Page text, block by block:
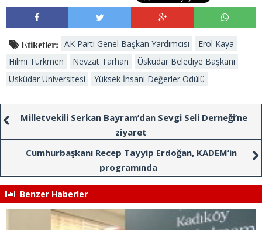
Etiketler: AK Parti Genel Başkan Yardımcısı
Erol Kaya
Hilmi Türkmen
Nevzat Tarhan
Üsküdar Belediye Başkanı
Üsküdar Üniversitesi
Yüksek İnsani Değerler Ödülü
Milletvekili Serkan Bayram’dan Sevgi Seli Derneği’ne
ziyaret
Cumhurbaşkanı Recep Tayyip Erdoğan, KADEM’in
programında
Benzer Haberler